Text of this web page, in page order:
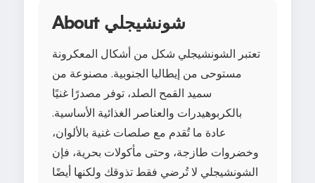
About شونشيجلي
تعتبر الشونشيجلي شكل من أشكال المعكرونة
مستوحى من إيطاليا الجنوبية. مصنوعة من
سميد القمح الصلد، توفر مصدرًا غنيًا
بالكربوهيدرات والعناصر الغذائية الأساسية.
عادة ما تُقدم مع صلصات غنية بالألوان،
وخضروات طازجة، وحتى مأكولات بحرية، فإن
الشونشيجلي لا تُرضي فقط تذوقك ولكنها أيضًا